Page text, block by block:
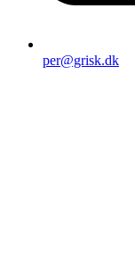
per@grisk.dk